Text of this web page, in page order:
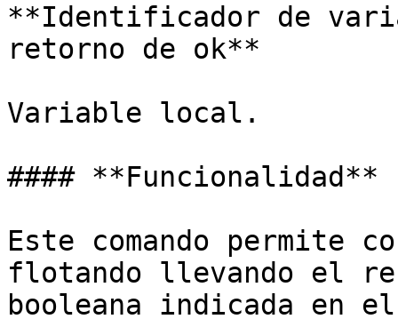
**Identificador de
retorno de ok**
Variable local.
#### **Funcionalidad**
Este comando permite
flotando llevando el
booleana indicada en